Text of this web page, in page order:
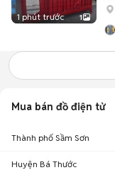
1 phút trước 1
Mua bán đồ điện tử
Thành phố Sầm Sơn
Huyện Bá Thước